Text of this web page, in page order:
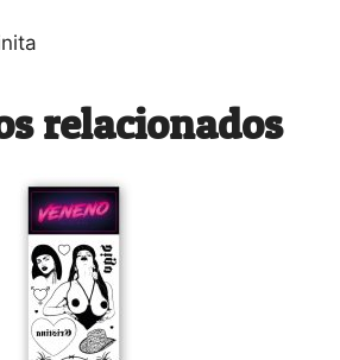
relacionados